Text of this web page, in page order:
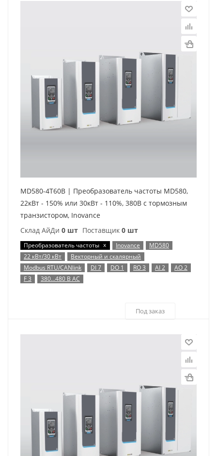
MD580-4T60B | Преобразователь частоты MD580,
22кВт - 150% или 30кВт - 110%, 380В с тормозным
транзистором, Inovance
Склад АйДи 0 шт Поставщик 0 шт
Преобразователь частоты x Inovance
MD580
22 кВт/30 кВт
Векторный и скалярный
Modbus RTU/CANlink
DI 7 DO 1 RO 3 AI 2
AO 2
F 3
380…480 В AC
Под заказ